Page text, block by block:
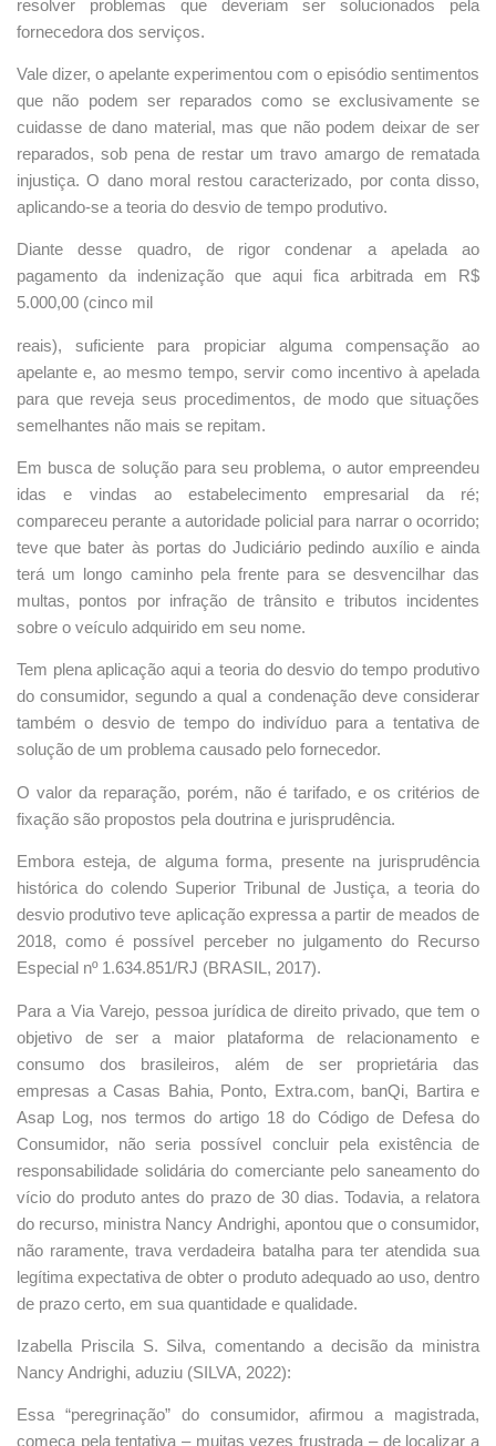
resolver problemas que deveriam ser solucionados pela
fornecedora dos serviços.
Vale dizer, o apelante experimentou com o episódio sentimentos
que não podem ser reparados como se exclusivamente se
cuidasse de dano material, mas que não podem deixar de ser
reparados, sob pena de restar um travo amargo de rematada
injustiça. O dano moral restou caracterizado, por conta disso,
aplicando-se a teoria do desvio de tempo produtivo.
Diante desse quadro, de rigor condenar a apelada ao
pagamento da indenização que aqui fica arbitrada em R$
5.000,00 (cinco mil
reais), suficiente para propiciar alguma compensação ao
apelante e, ao mesmo tempo, servir como incentivo à apelada
para que reveja seus procedimentos, de modo que situações
semelhantes não mais se repitam.
Em busca de solução para seu problema, o autor empreendeu
idas e vindas ao estabelecimento empresarial da ré;
compareceu perante a autoridade policial para narrar o ocorrido;
teve que bater às portas do Judiciário pedindo auxílio e ainda
terá um longo caminho pela frente para se desvencilhar das
multas, pontos por infração de trânsito e tributos incidentes
sobre o veículo adquirido em seu nome.
Tem plena aplicação aqui a teoria do desvio do tempo produtivo
do consumidor, segundo a qual a condenação deve considerar
também o desvio de tempo do indivíduo para a tentativa de
solução de um problema causado pelo fornecedor.
O valor da reparação, porém, não é tarifado, e os critérios de
fixação são propostos pela doutrina e jurisprudência.
Embora esteja, de alguma forma, presente na jurisprudência
histórica do colendo Superior Tribunal de Justiça, a teoria do
desvio produtivo teve aplicação expressa a partir de meados de
2018, como é possível perceber no julgamento do Recurso
Especial nº 1.634.851/RJ (BRASIL, 2017).
Para a Via Varejo, pessoa jurídica de direito privado, que tem o
objetivo de ser a maior plataforma de relacionamento e
consumo dos brasileiros, além de ser proprietária das
empresas a Casas Bahia, Ponto, Extra.com, banQi, Bartira e
Asap Log, nos termos do artigo 18 do Código de Defesa do
Consumidor, não seria possível concluir pela existência de
responsabilidade solidária do comerciante pelo saneamento do
vício do produto antes do prazo de 30 dias. Todavia, a relatora
do recurso, ministra Nancy Andrighi, apontou que o consumidor,
não raramente, trava verdadeira batalha para ter atendida sua
legítima expectativa de obter o produto adequado ao uso, dentro
de prazo certo, em sua quantidade e qualidade.
Izabella Priscila S. Silva, comentando a decisão da ministra
Nancy Andrighi, aduziu (SILVA, 2022):
Essa “peregrinação” do consumidor, afirmou a magistrada,
começa pela tentativa – muitas vezes frustrada – de localizar a